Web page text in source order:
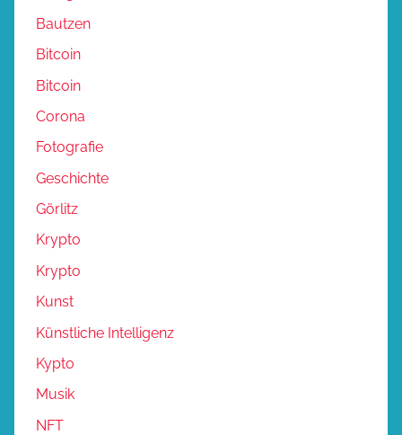
Bautzen
Bitcoin
Bitcoin
Corona
Fotografie
Geschichte
Görlitz
Krypto
Krypto
Kunst
Künstliche Intelligenz
Kypto
Musik
NFT